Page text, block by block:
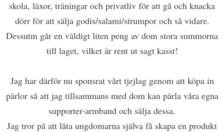
skola, läxor, träningar och privatliv för att gå och knacka
dörr för att sälja godis/salami/strumpor och så vidare.
Dessutm går en väldigt liten peng av dom stora summorna
till laget, vilket är rent ut sagt kasst!
Jag har därför nu sponsrat vårt tjejlag genom att köpa in
pärlor så att jag tillsammans med dom kan pärla våra egna
supporter-armband och sälja dessa.
Jag tror på att låta ungdomarna själva få skapa en produkt